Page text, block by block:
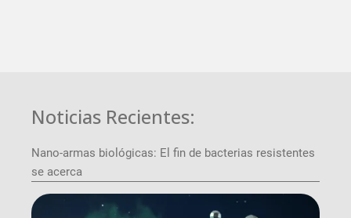
Noticias Recientes:
Nano-armas biológicas: El fin de bacterias resistentes
se acerca